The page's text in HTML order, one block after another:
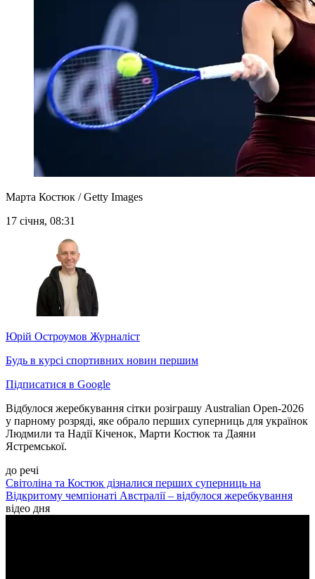
Марта Костюк / Getty Images
17 січня, 08:31
Юрій Остроумов Журналіст
Будь в курсі спортивних новин першим
Підписатися в Google
Відбулося жеребкування сітки розіграшу Australian Open-2026
у парному розряді, яке обрало перших суперниць для українок
Людмили та Надії Кіченок, Марти Костюк та Даяни
Ястремської.
до речі
Світоліна та Костюк дізналися перших суперниць на
Відкритому чемпіонаті Австралії – відбулося жеребкування
відео дня